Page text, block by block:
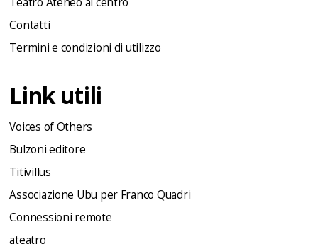
Contatti
Termini e condizioni di utilizzo
Link utili
Voices of Others
Bulzoni editore
Titivillus
Associazione Ubu per Franco Quadri
Connessioni remote
ateatro